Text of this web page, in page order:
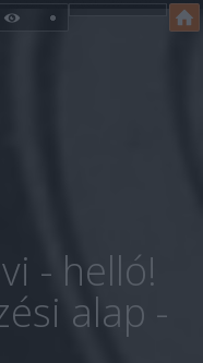
- helló!
alap -